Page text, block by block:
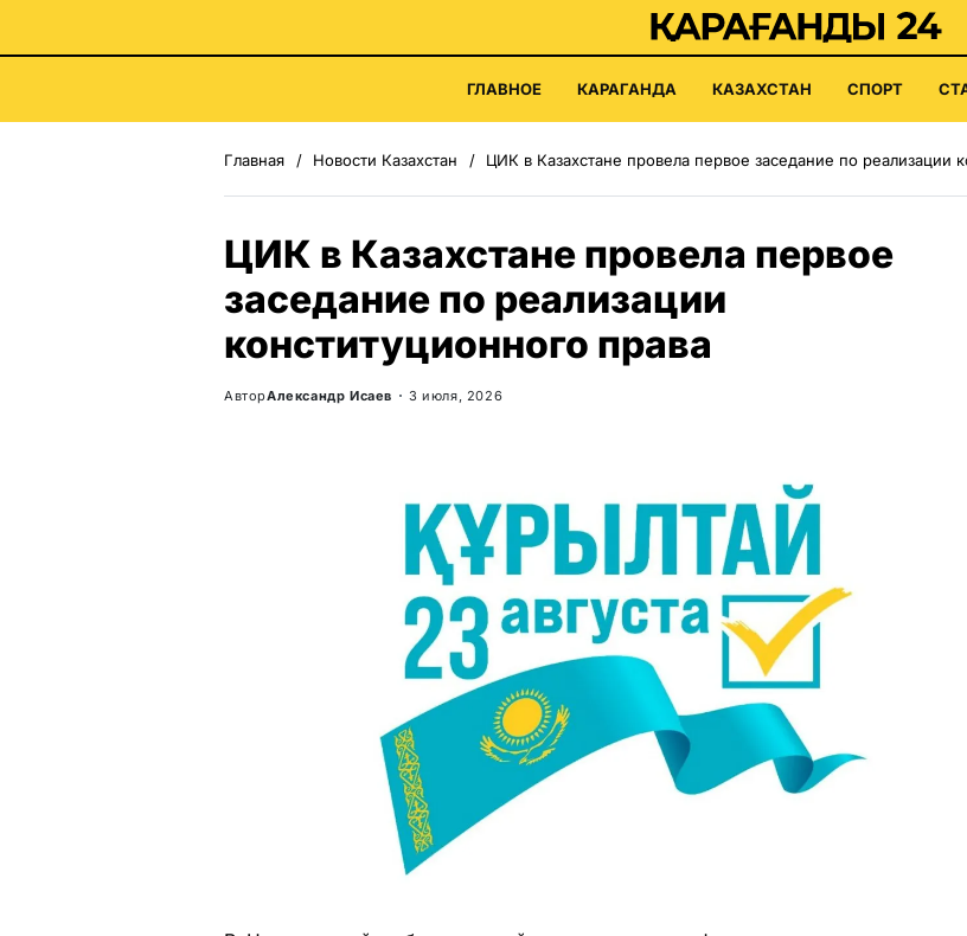
ГЛАВНОЕ КАРАГАНДА КАЗАХСТАН СПОРТ
Главная Новости Казахстан ЦИК в Казахстане провела первое заседание по реализации конституционного
ЦИК в Казахстане провела первое
заседание по реализации
конституционного права
АвторАлександр Исаев 3 июля, 2026